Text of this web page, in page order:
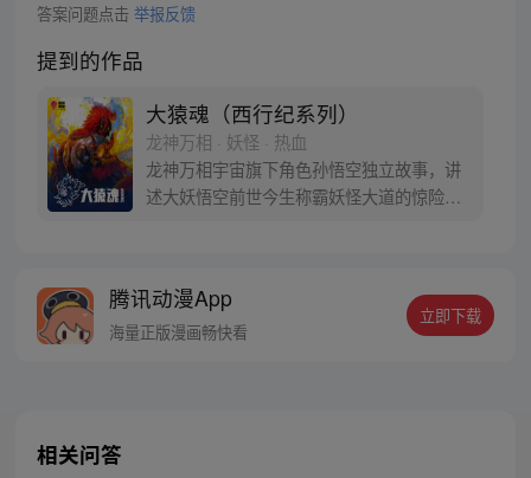
答案问题点击 举报反馈
提到的作品
大猿魂（西行纪系列）
龙神万相 · 妖怪 · 热血
龙神万相宇宙旗下角色孙悟空独立故事，讲
述大妖悟空前世今生称霸妖怪大道的惊险历
人…六十年后，他再次破石而出，背负着守
护族人的希望和信念打败了妖怪大道的霸
腾讯动漫App
海量正版漫画畅快看
立即下载
相关问答